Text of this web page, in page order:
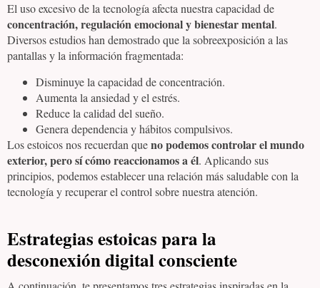
El uso excesivo de la tecnología afecta nuestra capacidad de
concentración, regulación emocional y bienestar mental.
Diversos estudios han demostrado que la sobreexposición a las
pantallas y la información fragmentada:
Disminuye la capacidad de concentración.
Aumenta la ansiedad y el estrés.
Reduce la calidad del sueño.
Genera dependencia y hábitos compulsivos.
Los estoicos nos recuerdan queno podemos controlar el mundo
exterior, pero sí cómo reaccionamos a él. Aplicando sus
principios, podemos establecer una relación más saludable con la
tecnología y recuperar el control sobre nuestra atención.
Estrategias estoicas para la
desconexión digital consciente